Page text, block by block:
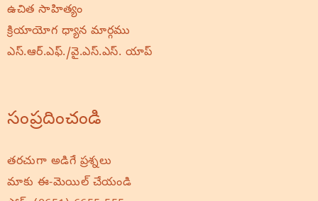
ఉచిత సాహిత్యం
క్రియాయోగ ధ్యాన మార్గము
ఎస్.ఆర్.ఎఫ్./వై.ఎస్.ఎస్. యాప్
సంప్రదించండి
తరచుగా అడిగే ప్రశ్నలు
మాకు ఈ-మెయిల్ చేయండి